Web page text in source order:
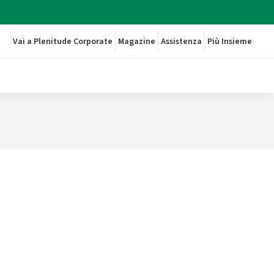
Vai a Plenitude Corporate Magazine Assistenza Più Insieme